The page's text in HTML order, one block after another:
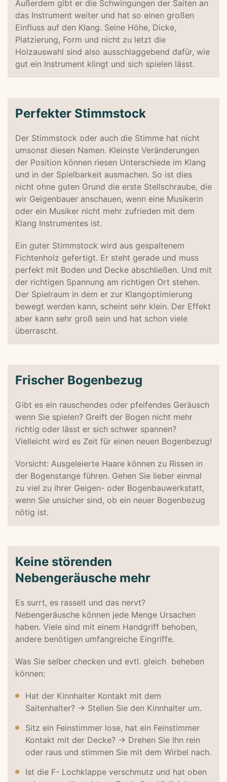
Außerdem gibt er die Schwingungen der Saiten an
das Instrument weiter und hat so einen großen
Einfluss auf den Klang. Seine Höhe, Dicke,
Platzierung, Form und nicht zu letzt die
Holzauswahl sind also ausschlaggebend dafür, wie
gut ein Instrument klingt und sich spielen lässt.
Perfekter Stimmstock
Der Stimmstock oder auch die Stimme hat nicht
umsonst diesen Namen. Kleinste Veränderungen
der Position können riesen Unterschiede im Klang
und in der Spielbarkeit ausmachen. So ist dies
nicht ohne guten Grund die erste Stellschraube, die
wir Geigenbauer anschauen, wenn eine Musikerin
oder ein Musiker nicht mehr zufrieden mit dem
Klang Instrumentes ist.
Ein guter Stimmstock wird aus gespaltenem
Fichtenholz gefertigt. Er steht gerade und muss
perfekt mit Boden und Decke abschließen. Und mit
der richtigen Spannung am richtigen Ort stehen.
Der Spielraum in dem er zur Klangoptimierung
bewegt werden kann, scheint sehr klein. Der Effekt
aber kann sehr groß sein und hat schon viele
überrascht.
Frischer Bogenbezug
Gibt es ein rauschendes oder pfeifendes Geräusch
wenn Sie spielen? Greift der Bogen nicht mehr
richtig oder lässt er sich schwer spannen?
Vielleicht wird es Zeit für einen neuen Bogenbezug!
Vorsicht: Ausgeleierte Haare können zu Rissen in
der Bogenstange führen. Gehen Sie lieber einmal
zu viel zu ihrer Geigen- oder Bogenbauwerkstatt,
wenn Sie unsicher sind, ob ein neuer Bogenbezug
nötig ist.
Keine störenden
Nebengeräusche mehr
Es surrt, es rasselt und das nervt?
Nebengeräusche können jede Menge Ursachen
haben. Viele sind mit einem Handgriff behoben,
andere benötigen umfangreiche Eingriffe.
Was Sie selber checken und evtl. gleich beheben
können:
Hat der Kinnhalter Kontakt mit dem
Saitenhalter? → Stellen Sie den Kinnhalter um.
Sitz ein Feinstimmer lose, hat ein Feinstimmer
Kontakt mit der Decke? → Drehen Sie Ihn rein
oder raus und stimmen Sie mit dem Wirbel nach.
Ist die F- Lochklappe verschmutz und hat oben